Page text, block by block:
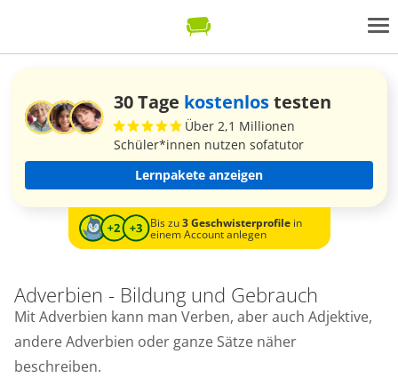
30 Tage kostenlostesten
Über 2,1 Millionen
Schüler*innen nutzen sofatutor
Lernpakete anzeigen
Bis zu3 Geschwisterprofilein
einem Account anlegen
Adverbien - Bildung und Gebrauch
Mit Adverbien kann man Verben, aber auch Adjektive,
andere Adverbien oder ganze Sätze näher
beschreiben.